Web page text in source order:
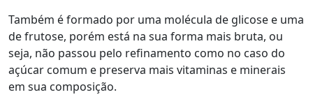
Também é formado por uma molécula de glicose e uma
de frutose, porém está na sua forma mais bruta, ou
seja, não passou pelo refinamento como no caso do
açúcar comum e preserva mais vitaminas e minerais
em sua composição.